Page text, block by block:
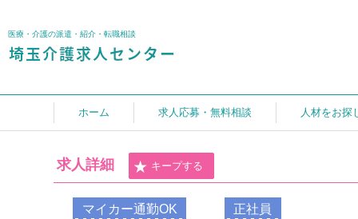
医療・介護の派遣・紹介・転職相談
ホーム 求人応募・無料相談 人材をお探
求人詳細 キープする
マイカー通勤OK 正社員